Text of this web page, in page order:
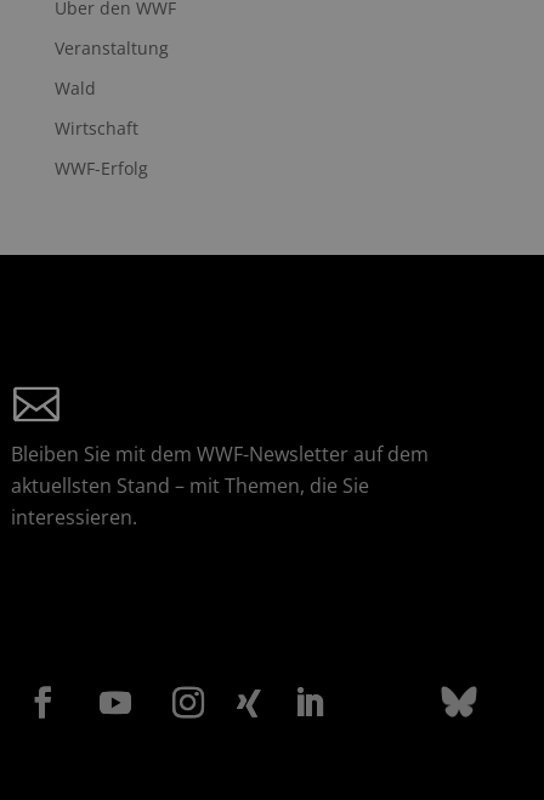
Über den WWF
Veranstaltung
Wald
Wirtschaft
WWF-Erfolg
Bleiben Sie mit dem WWF-Newsletter auf dem
aktuellsten Stand – mit Themen, die Sie
interessieren.